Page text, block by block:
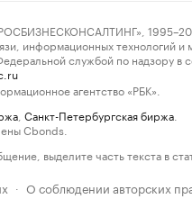
1995–2026.
информационных технологий
службой по надзору
агентство «РБК».
Санкт-Петербургская биржа
Cbonds.
выделите часть текста в
· О соблюдении авторских